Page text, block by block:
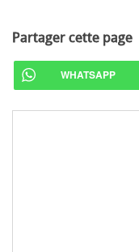
Partager cette page
WHATSAPP